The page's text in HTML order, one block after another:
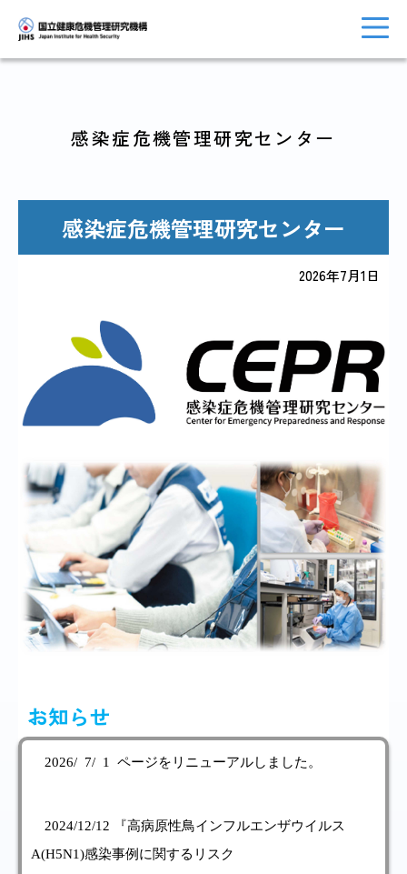
トップに戻る おしらせ一覧
JIHSについて 診療・病院関係
研究関係
国際協力・
人材育成関係
広報関係
感染症情報・
サーベイランス情報
日本語 / English
感染症危機管理研究センター
感染症危機管理研究センター
2026年7月1日
お知らせ
2026/ 7/ 1 ページをリニューアルしました。
2024/12/12 『高病原性鳥インフルエンザウイルス
A(H5N1)感染事例に関するリスク